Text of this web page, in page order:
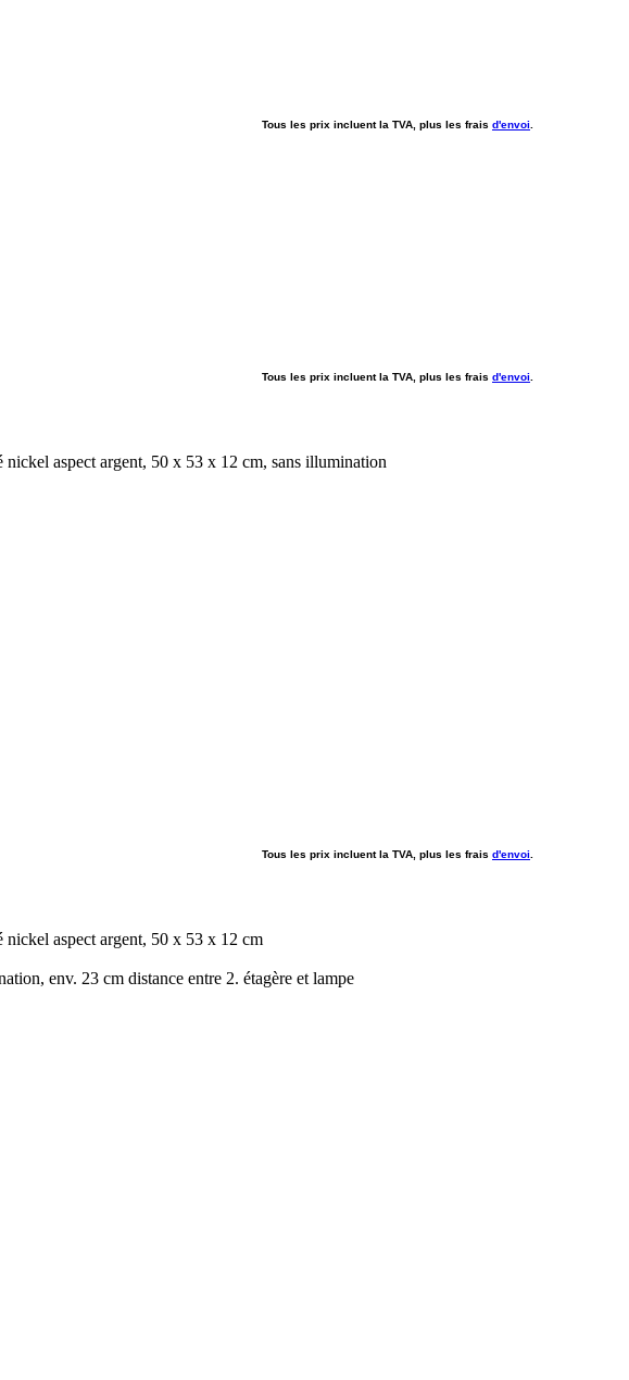
Tous les prix incluent la TVA, plus les frais d'envoi
Tous les prix incluent la TVA, plus les frais d'envoi
Tous les prix incluent la TVA, plus les frais d'envoi
env. 23 cm distance entre 2. étagère et lampe